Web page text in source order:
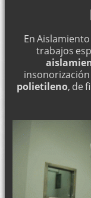
En
trabajos
polietileno, de